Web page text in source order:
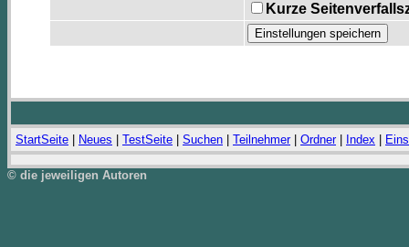
Kurze
StartSeite Neues TestSeite Suchen Teilnehmer| Ordner| Index
© die jeweiligen Autoren